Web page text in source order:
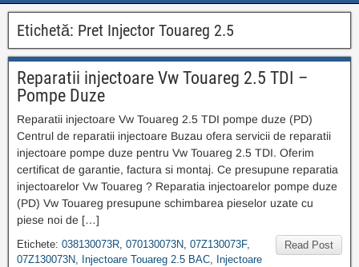
Etichetă: Pret Injector Touareg 2.5
Reparatii injectoare Vw Touareg 2.5 TDI –
Pompe Duze
Reparatii injectoare Vw Touareg 2.5 TDI pompe duze (PD)
Centrul de reparatii injectoare Buzau ofera servicii de reparatii
injectoare pompe duze pentru Vw Touareg 2.5 TDI. Oferim
certificat de garantie, factura si montaj. Ce presupune reparatia
injectoarelor Vw Touareg ? Reparatia injectoarelor pompe duze
(PD) Vw Touareg presupune schimbarea pieselor uzate cu
piese noi de […]
Read Post
Etichete: 038130073R 070130073N 07Z130073F,
07Z130073N Injectoare Touareg 2.5 BAC Injectoare